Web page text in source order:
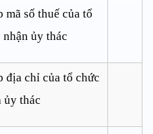
mã số thuế của tổ
nhận ủy thác
địa chỉ của tổ chức
ủy thác